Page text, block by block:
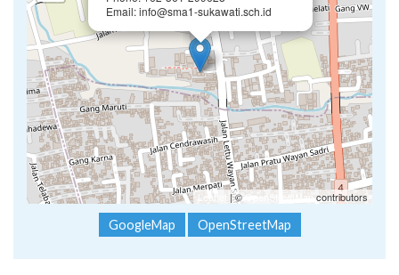
Email: info@sma1-sukawati.sch.id
Leaflet | ©OpenStreetMap contributors
GoogleMap OpenStreetMap